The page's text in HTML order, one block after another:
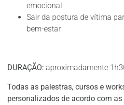
emocional
Sair da postura de vítima
bem-estar
DURAÇÃO: aproximadamente
Todas as palestras, cursos e
personalizados de acordo com as